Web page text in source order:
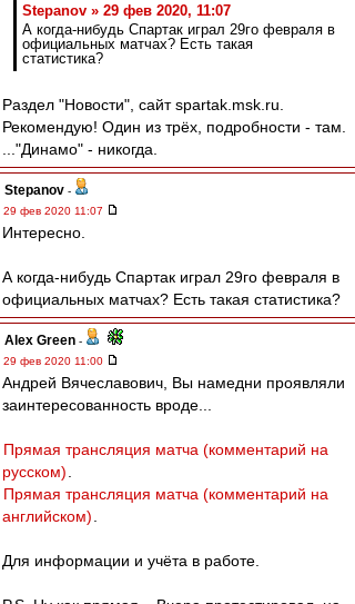
Stepanov » 29 фев 2020, 11:07
А когда-нибудь Спартак играл 29го февраля в
официальных матчах? Есть такая
статистика?
Раздел "Новости", сайт spartak.msk.ru.
Рекомендую! Один из трёх, подробности - там.
..."Динамо" - никогда.
Stepanov -
29 фев 2020 11:07
Интересно.
А когда-нибудь Спартак играл 29го февраля в
официальных матчах? Есть такая статистика?
Alex Green -
29 фев 2020 11:00
Андрей Вячеславович, Вы намедни проявляли
заинтересованность вроде...
Прямая трансляция матча (комментарий на
русском)
Прямая трансляция матча (комментарий на
английском)
Для информации и учёта в работе.